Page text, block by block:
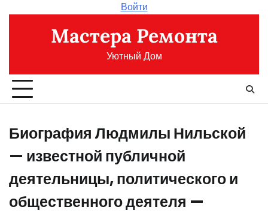
содержимому
Войти
Мастера Ремонта
Уютный Дом
Биография Людмилы Нильской
— известной публичной
деятельницы, политического и
общественного деятеля —